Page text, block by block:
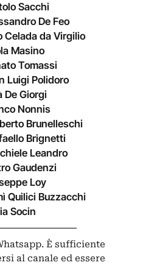
Sacchi
De Feo
Celada da Virgilio
Masino
Tomassi
Luigi Polidoro
De Giorgi
Nonnis
Brunelleschi
Brignetti
Leandro
Gaudenzi
Loy
Quilici Buzzacchi
Socin
È sufficiente
al canale ed essere